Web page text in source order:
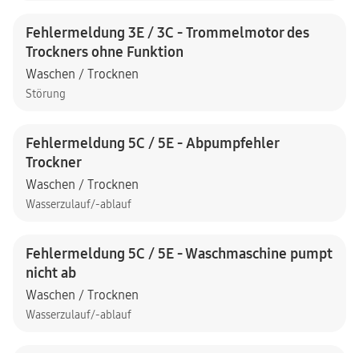
Fehlermeldung 3E / 3C - Trommelmotor des
Trockners ohne Funktion
Waschen / Trocknen
Störung
Fehlermeldung 5C / 5E - Abpumpfehler
Trockner
Waschen / Trocknen
Wasserzulauf/-ablauf
Fehlermeldung 5C / 5E - Waschmaschine pumpt
nicht ab
Waschen / Trocknen
Wasserzulauf/-ablauf